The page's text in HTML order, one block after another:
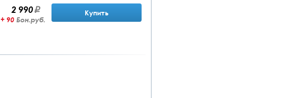
2 990
+ 90 Бон.руб.
Купить